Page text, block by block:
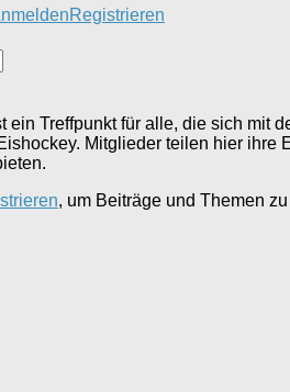
Registrieren
ein Treffpunkt für alle, die sich mit
Mitglieder teilen hier
, um Beiträge und Themen